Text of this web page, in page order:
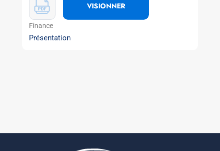
VISIONNER
Finance
Présentation